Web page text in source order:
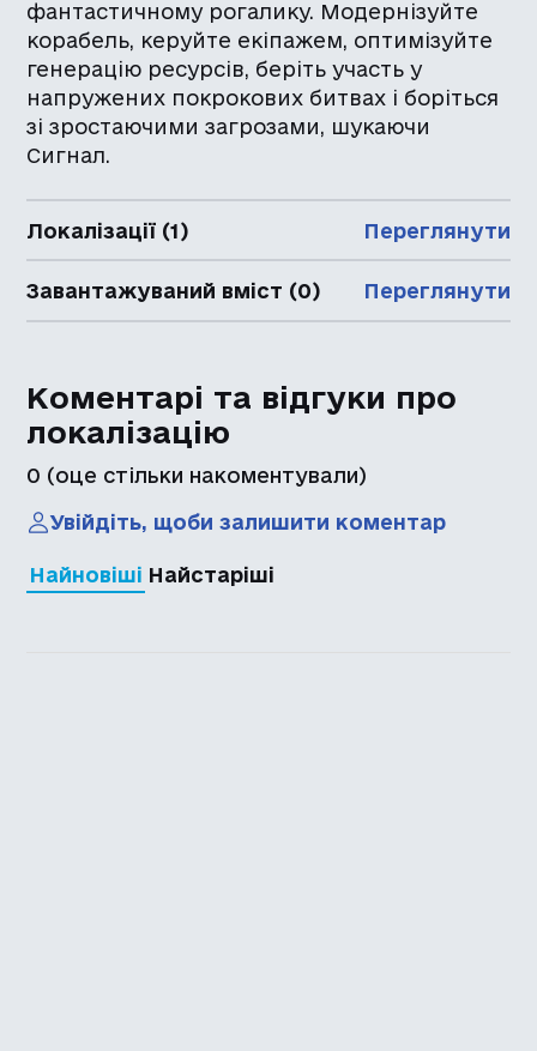
фантастичному рогалику. Модернізуйте
корабель, керуйте екіпажем, оптимізуйте
генерацію ресурсів, беріть участь у
напружених покрокових битвах і боріться
зі зростаючими загрозами, шукаючи
Сигнал.
Локалізації (1) Переглянути
Завантажуваний вміст (0) Переглянути
Коментарі та відгуки про
локалізацію
0 (оце стільки накоментували)
Увійдіть, щоби залишити коментар
Найновіші Найстаріші